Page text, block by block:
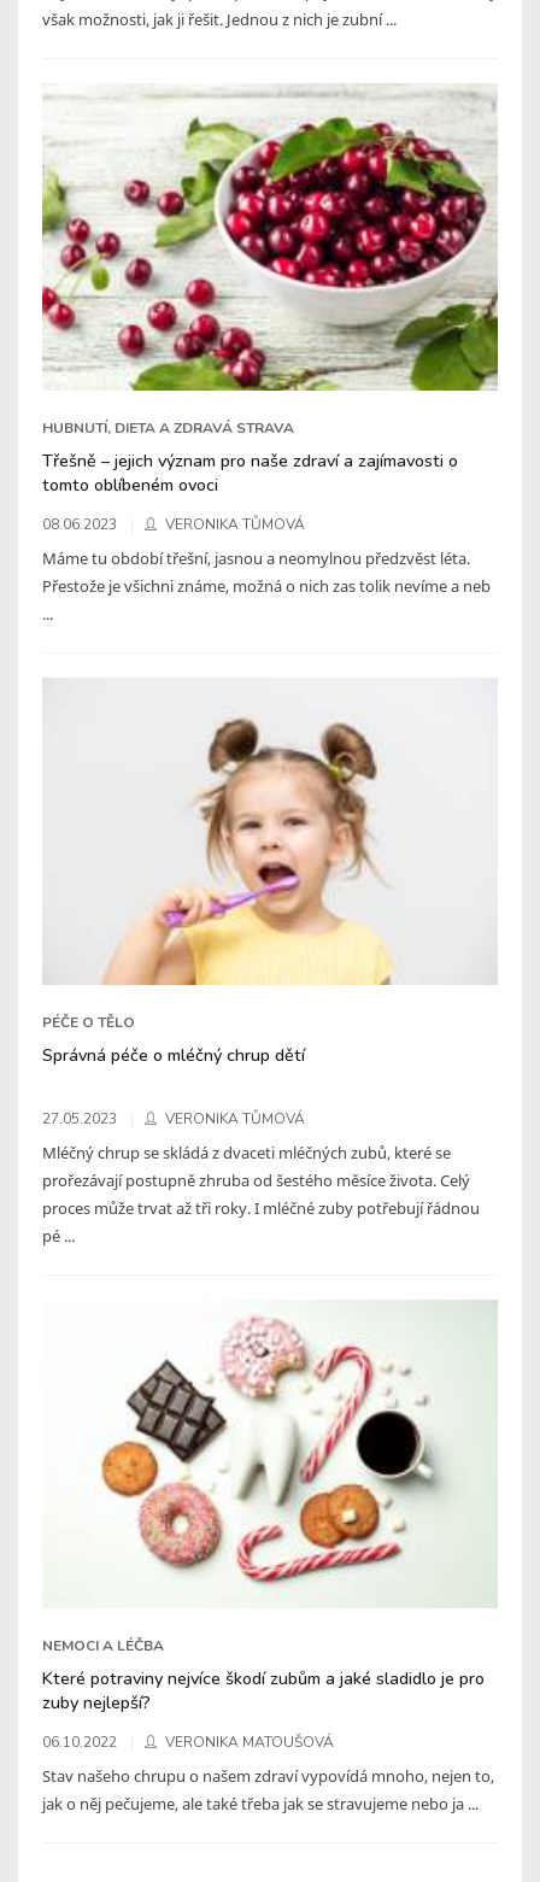
však možnosti, jak ji řešit. Jednou z nich je zubní ...
HUBNUTÍ, DIETA A ZDRAVÁ STRAVA
Třešně – jejich význam pro naše zdraví a zajímavosti o
tomto oblíbeném ovoci
08.06.2023 VERONIKA TŮMOVÁ
Máme tu období třešní, jasnou a neomylnou předzvěst léta.
Přestože je všichni známe, možná o nich zas tolik nevíme a neb
...
PÉČE O TĚLO
Správná péče o mléčný chrup dětí
27.05.2023 VERONIKA TŮMOVÁ
Mléčný chrup se skládá z dvaceti mléčných zubů, které se
prořezávají postupně zhruba od šestého měsíce života. Celý
proces může trvat až tři roky. I mléčné zuby potřebují řádnou
pé ...
NEMOCI A LÉČBA
Které potraviny nejvíce škodí zubům a jaké sladidlo je pro
zuby nejlepší?
06.10.2022 VERONIKA MATOUŠOVÁ
Stav našeho chrupu o našem zdraví vypovídá mnoho, nejen to,
jak o něj pečujeme, ale také třeba jak se stravujeme nebo ja ...